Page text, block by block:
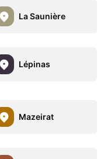
La Saunière
Lépinas
Mazeirat